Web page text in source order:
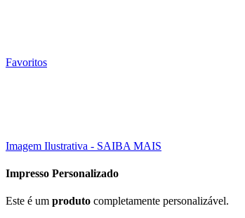
Favoritos
30X21 CM
Imagem Ilustrativa - SAIBA MAIS
Impresso Personalizado
Este é um produto completamente personalizável.